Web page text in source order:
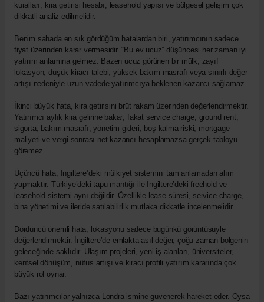
kuralları, kira getirisi hesabı, leasehold yapısı ve bölgesel gelişim çok
dikkatli analiz edilmelidir.
Benim sahada en sık gördüğüm hatalardan biri, yatırımcının sadece
fiyat üzerinden karar vermesidir. “Bu ev ucuz” düşüncesi her zaman iyi
yatırım anlamına gelmez. Bazen ucuz görünen bir mülk; zayıf
lokasyon, düşük kiracı talebi, yüksek bakım masrafı veya sınırlı değer
artışı nedeniyle uzun vadede yatırımcıya beklenen kazancı sağlamaz.
İkinci büyük hata, kira getirisini brüt rakam üzerinden değerlendirmektir.
Yatırımcı aylık kira gelirine bakar; fakat service charge, ground rent,
sigorta, bakım masrafı, yönetim gideri, boş kalma riski, mortgage
maliyeti ve vergi sonrası net kazancı hesaplamazsa gerçek tabloyu
göremez.
Üçüncü hata, İngiltere’deki mülkiyet sistemini tam anlamadan alım
yapmaktır. Türkiye’deki tapu mantığı ile İngiltere’deki freehold ve
leasehold sistemi aynı değildir. Özellikle lease süresi, service charge,
bina yönetimi ve ileride satılabilirlik mutlaka dikkatle incelenmelidir.
Dördüncü önemli hata, lokasyonu sadece bugünkü görüntüsüyle
değerlendirmektir. İngiltere’de emlakta asıl değer, çoğu zaman bölgenin
geleceğinde saklıdır. Ulaşım projeleri, yeni iş alanları, üniversiteler,
kentsel dönüşüm, nüfus artışı ve kiracı profili yatırım kararında çok
büyük rol oynar.
Bazı yatırımcılar yalnızca Londra ismine güvenerek hareket eder. Oysa